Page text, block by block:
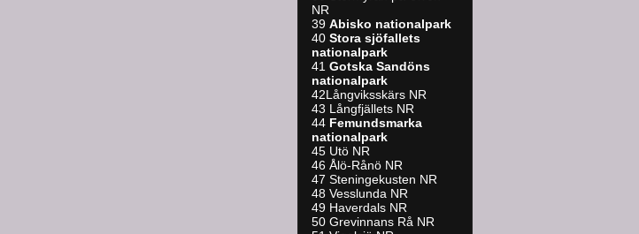
NR
39 Abisko nationalpark
40 Stora sjöfallets
nationalpark
41 Gotska Sandöns
nationalpark
42Långviksskärs NR
43 Långfjällets NR
44 Femundsmarka
nationalpark
45 Utö NR
46 Ålö-Rånö NR
47 Steningekusten NR
48 Vesslunda NR
49 Haverdals NR
50 Grevinnans Rå NR